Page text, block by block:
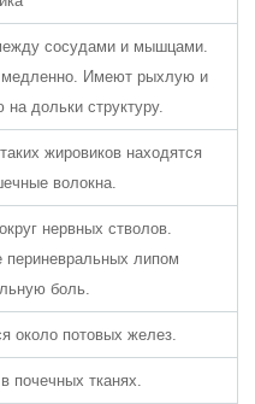
сосудами и мышцами.
медленно. Имеют рыхлую и
на дольки структуру.
жировиков находятся
волокна.
нервных стволов.
периневральных липом
боль.
около потовых желез.
почечных тканях.